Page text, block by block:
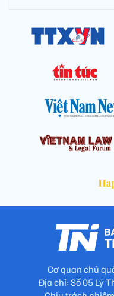
Cơ quan chủ
Địa chỉ: Số 05 Lý